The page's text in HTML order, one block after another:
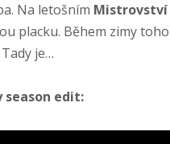
Na letošním
placku. Během zimy
je…
season edit: